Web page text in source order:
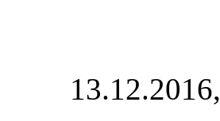
13.12.2016,